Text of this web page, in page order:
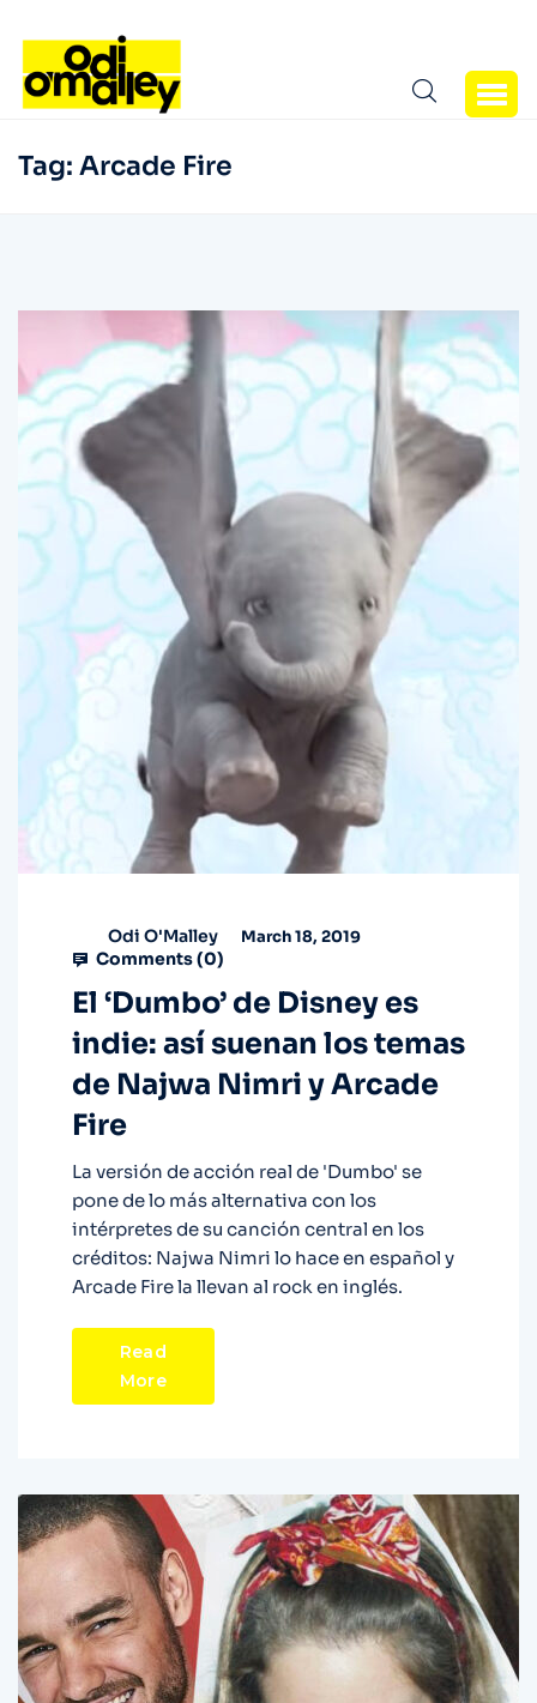
Tag: Arcade Fire
Odi O'Malley March 18, 2019
Comments (0)
El ‘Dumbo’ de Disney es
indie: así suenan los temas
de Najwa Nimri y Arcade
Fire
La versión de acción real de 'Dumbo' se
pone de lo más alternativa con los
intérpretes de su canción central en los
créditos: Najwa Nimri lo hace en español y
Arcade Fire la llevan al rock en inglés.
Read
More